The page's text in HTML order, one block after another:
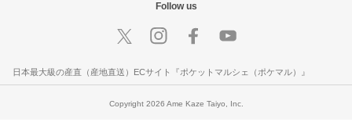
Follow us
日本最大級の産直（産地直送）ECサイト『ポケットマルシェ（ポケマル）』
Copyright 2026 Ame Kaze Taiyo, Inc.